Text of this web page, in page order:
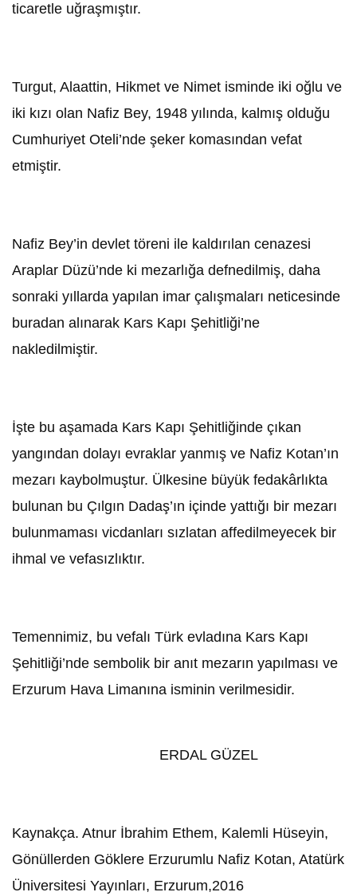
ticaretle uğraşmıştır.
Turgut, Alaattin, Hikmet ve Nimet isminde iki oğlu ve
iki kızı olan Nafiz Bey, 1948 yılında, kalmış olduğu
Cumhuriyet Oteli’nde şeker komasından vefat
etmiştir.
Nafiz Bey’in devlet töreni ile kaldırılan cenazesi
Araplar Düzü’nde ki mezarlığa defnedilmiş, daha
sonraki yıllarda yapılan imar çalışmaları neticesinde
buradan alınarak Kars Kapı Şehitliği’ne
nakledilmiştir.
İşte bu aşamada Kars Kapı Şehitliğinde çıkan
yangından dolayı evraklar yanmış ve Nafiz Kotan’ın
mezarı kaybolmuştur. Ülkesine büyük fedakârlıkta
bulunan bu Çılgın Dadaş’ın içinde yattığı bir mezarı
bulunmaması vicdanları sızlatan affedilmeyecek bir
ihmal ve vefasızlıktır.
Temennimiz, bu vefalı Türk evladına Kars Kapı
Şehitliği’nde sembolik bir anıt mezarın yapılması ve
Erzurum Hava Limanına isminin verilmesidir.
ERDAL GÜZEL
Kaynakça. Atnur İbrahim Ethem, Kalemli Hüseyin,
Gönüllerden Göklere Erzurumlu Nafiz Kotan, Atatürk
Üniversitesi Yayınları, Erzurum,2016